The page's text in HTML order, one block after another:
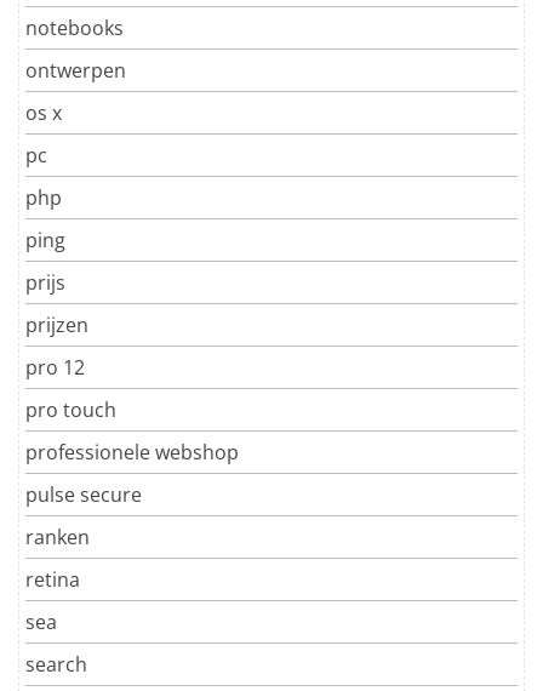
notebooks
ontwerpen
os x
pc
php
ping
prijs
prijzen
pro 12
pro touch
professionele webshop
pulse secure
ranken
retina
sea
search